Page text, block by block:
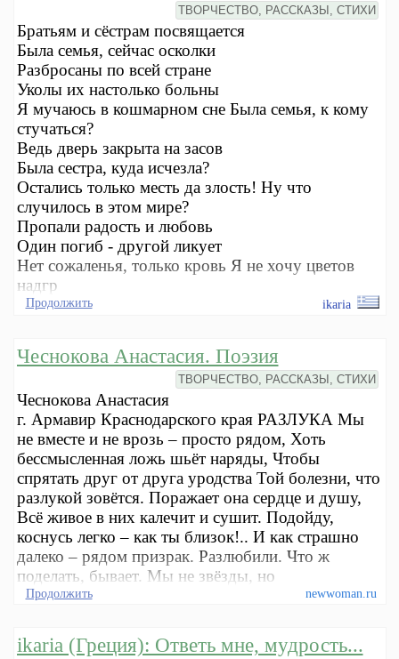
ТВОРЧЕСТВО, РАССКАЗЫ, СТИХИ
Братьям и сёстрам посвящается
Была семья, сейчас осколки
Разбросаны по всей стране
Уколы их настолько больны
Я мучаюсь в кошмарном сне Была семья, к кому
стучаться?
Ведь дверь закрыта на засов
Была сестра, куда исчезла?
Остались только месть да злость! Ну что
случилось в этом мире?
Пропали радость и любовь
Один погиб - другой ликует
Нет сожаленья, только кровь Я не хочу цветов
надгр
Продолжить ikaria
Чеснокова Анастасия. Поэзия
ТВОРЧЕСТВО, РАССКАЗЫ, СТИХИ
Чеснокова Анастасия
г. Армавир Краснодарского края РАЗЛУКА Мы
не вместе и не врозь – просто рядом, Хоть
бессмысленная ложь шьёт наряды, Чтобы
спрятать друг от друга уродства Той болезни, что
разлукой зовётся. Поражает она сердце и душу,
Всё живое в них калечит и сушит. Подойду,
коснусь легко – как ты близок!.. И как страшно
далеко – рядом призрак. Разлюбили. Что ж
поделать, бывает. Мы не звёзды, но
Продолжить newwoman.ru
ikaria (Греция): Ответь мне, мудрость...